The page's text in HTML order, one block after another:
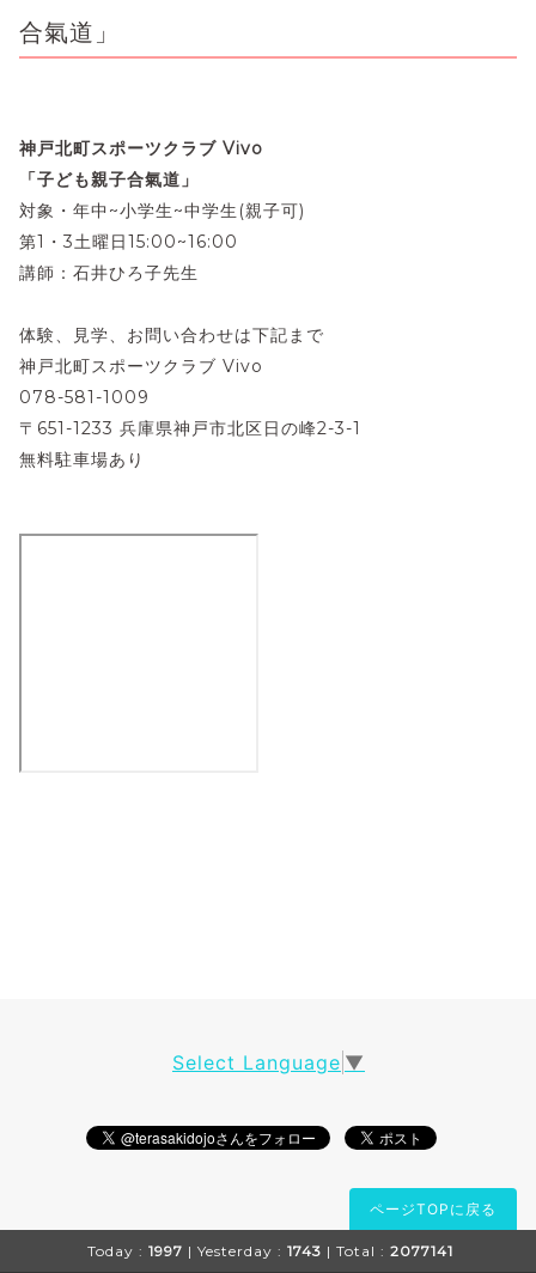
合氣道」
神戸北町スポーツクラブ Vivo
「子ども親子合氣道」
対象・年中~小学生~中学生(親子可)
第1・3土曜日15:00~16:00
講師：石井ひろ子先生
体験、見学、お問い合わせは下記まで
神戸北町スポーツクラブ Vivo
078-581-1009
〒651-1233 兵庫県神戸市北区日の峰2-3-1
無料駐車場あり
Select Language ▼
ページTOPに戻る
Today : 1997 | Yesterday : 1743 | Total : 2077141